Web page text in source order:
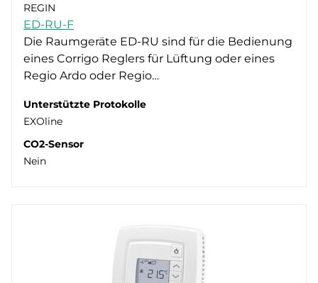
REGIN
ED-RU-F
Die Raumgeräte ED-RU sind für die Bedienung
eines Corrigo Reglers für Lüftung oder eines
Regio Ardo oder Regio…
Unterstützte Protokolle
EXOline
CO2-Sensor
Nein